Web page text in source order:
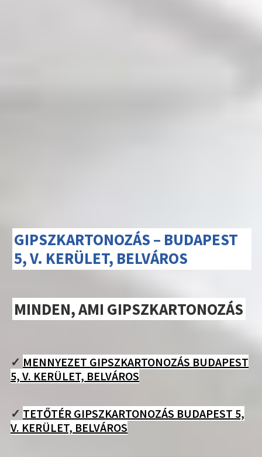
GIPSZKARTONOZÁS – BUDAPEST
5, V. KERÜLET, BELVÁROS
MINDEN, AMI GIPSZKARTONOZÁS
✓ MENNYEZET GIPSZKARTONOZÁS BUDAPEST
5, V. KERÜLET, BELVÁROS
✓ TETŐTÉR GIPSZKARTONOZÁS BUDAPEST 5,
V. KERÜLET, BELVÁROS